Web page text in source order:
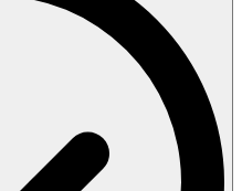
und/oder akustisches und/oder
das haptische Signal ein
und nimmt die Kritikalität
Verlauf der folgenden
Gibt es nach wie vor
leistungsfähige Systeme
des Fahrzeugs auslösen.
auf andere Kraftfahrzeuge,